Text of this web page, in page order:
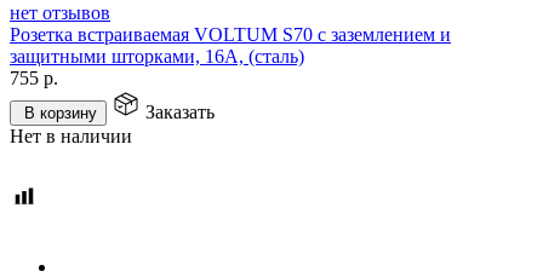
нет отзывов
Розетка встраиваемая VOLTUM S70 с заземлением и
защитными шторками, 16А, (сталь)
755 р.
В корзину
Заказать
Нет в наличии